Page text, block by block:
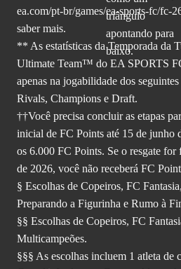
ea.com/pt-br/games/ea-sports-fc/fc-
saber mais.
** As estatísticas da Temporada da
Ultimate Team™ do EA SPORTS
apenas na jogabilidade dos
Rivals, Champions e Draft.
††Você precisa concluir as etapas
inicial de FC Points até 15 de junho
os 6.000 FC Points. Se o resgate for
de 2026, você não receberá FC
§ Escolhas de Copeiros, FC
Preparando a Figurinha e Rumo à
§§ Escolhas de Copeiros, FC
Multicampeões.
§§§ As escolhas incluem 1 atleta de